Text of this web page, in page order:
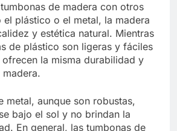
de madera con otros
el plástico o el metal, la madera
y estética natural. Mientras
de plástico son ligeras y fáciles
la misma durabilidad y
metal, aunque son robustas,
bajo el sol y no brindan la
En general, las tumbonas de